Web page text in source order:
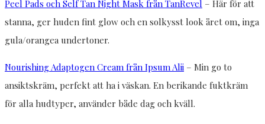
Peel Pads och Self Tan Night Mask från TanRevel – Här för att
stanna, ger huden fint glow och en solkysst look året om, inga
gula/orangea undertoner.
Nourishing Adaptogen Cream från Ipsum Alii – Min go to
ansiktskräm, perfekt att ha i väskan. En berikande fuktkräm
för alla hudtyper, använder både dag och kväll.